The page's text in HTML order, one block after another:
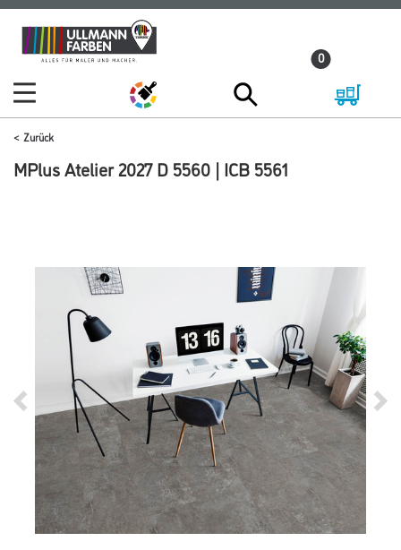
Zum
Inhalt
Zum
Navigationsmenü
0
Zurück
MPlus Atelier 2027 D 5560 | ICB 5561